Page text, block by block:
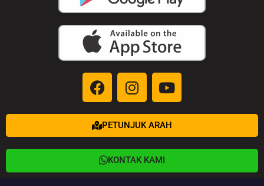
PETUNJUK ARAH
KONTAK KAMI